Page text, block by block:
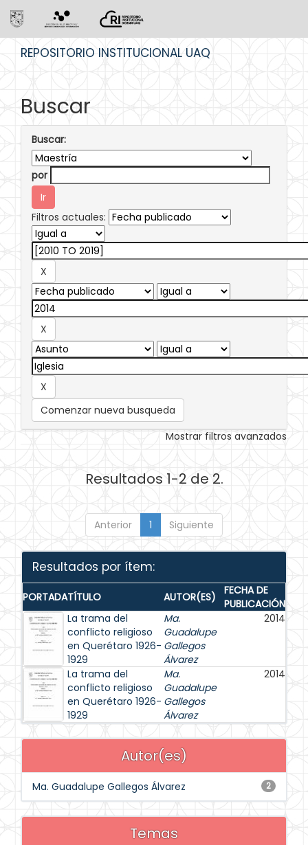
REPOSITORIO INSTITUCIONAL UAQ
Buscar
Buscar:
por
Filtros actuales:
Comenzar nueva busqueda
Mostrar filtros avanzados
Resultados 1-2 de 2.
Anterior 1 Siguiente
Resultados por ítem:
PORTADATÍTULO AUTOR(ES)
FECHA DE
PUBLICACIÓN
La trama del
conflicto religioso
en Querétaro 1926-
1929
Ma.
Guadalupe
Gallegos
Álvarez
2014
La trama del
conflicto religioso
en Querétaro 1926-
1929
Ma.
Guadalupe
Gallegos
Álvarez
2014
Autor(es)
2
Ma. Guadalupe Gallegos Álvarez
Temas